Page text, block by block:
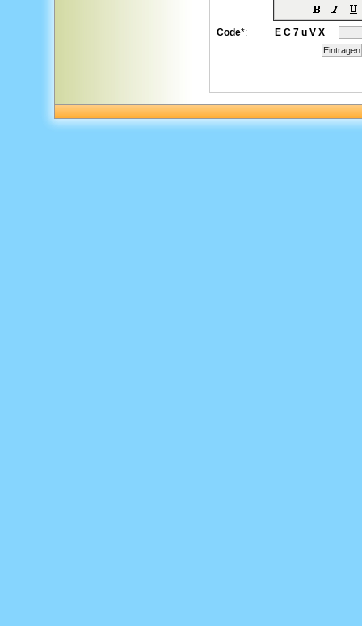
Code*: E C 7 u V X